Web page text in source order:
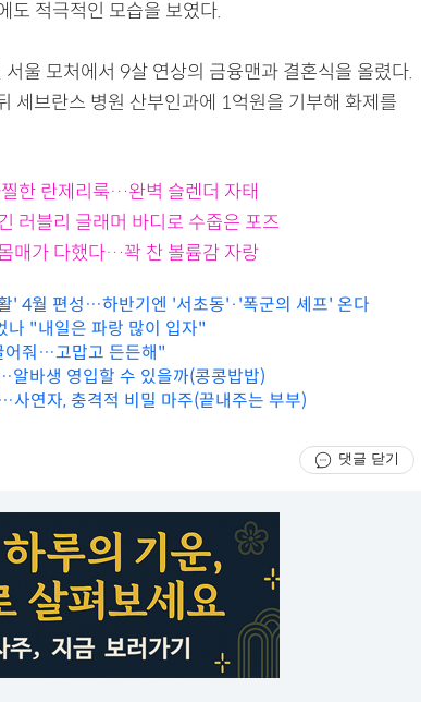
도 적극적인 모습을 보였다.
울 모처에서 9살 연상의 금융맨과 결혼식을 올렸다.
세브란스 병원 산부인과에 1억원을 기부해 화제를
한 란제리룩…완벽 슬렌더 자태
러블리 글래머 바디로 수줍은 포즈
매가 다했다…꽉 찬 볼륨감 자랑
' 4월 편성…하반기엔 '서초동'·'폭군의 셰프' 온다
나 "내일은 파랑 많이 입자"
어줘…고맙고 든든해"
바생 영입할 수 있을까(콩콩밥밥)
연자, 충격적 비밀 마주(끝내주는 부부)
댓글 닫기